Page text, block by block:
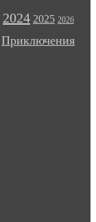
2024 2025 2026
Приключения